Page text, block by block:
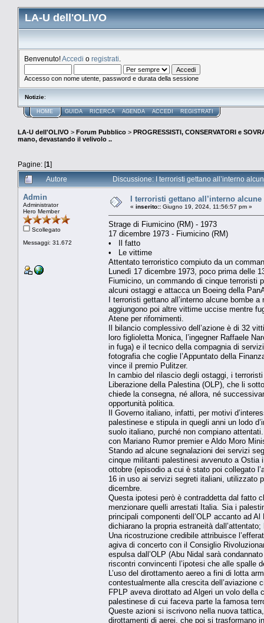
LA-U dell'OLIVO
Benvenuto!Accedi o registrati
Accesso con nome utente, password e durata della sessione
Notizie:
HOME GUIDA RICERCA AGENDA ACCEDI REGISTRATI
LA-U dell'OLIVO > Forum Pubblico > PROGRESSISTI, CONSERVATORI e
mano, devastando il velivolo ..
Pagine: [1]
Autore
Discussione: I terroristi gettano all’interno
Admin
Administrator
Hero Member
Scollegato
Messaggi: 31.672
I terroristi gettano all’interno
« inserito:: Giugno 19, 2024, 11:56:57 pm »
Strage di Fiumicino (RM) - 1973
17 dicembre 1973 - Fiumicino (RM)
• Il fatto
• Le vittime
Attentato terroristico compiuto da un
Lunedì 17 dicembre 1973, poco prima delle
Fiumicino, un commando di cinque terroristi
alcuni ostaggi e attacca un Boeing della
I terroristi gettano all’interno alcune bombe
aggiungono poi altre vittime uccise mentre
Atene per rifornimenti.
Il bilancio complessivo dell’azione è di 32
loro figlioletta Monica, l’ingegner Raffaele
in fuga) e il tecnico della compagnia di
fotografia che coglie l’Appuntato della
vince il premio Pulitzer.
In cambio del rilascio degli ostaggi, i
Liberazione della Palestina (OLP), che li
chiede la consegna, né allora, né
opportunità politica.
Il Governo italiano, infatti, per motivi
palestinese e stipula in quegli anni un lodo
suolo italiano, purché non compiano
con Mariano Rumor premier e Aldo Moro
Stando ad alcune segnalazioni dei servizi
cinque militanti palestinesi avvenuto a Ostia
ottobre (episodio a cui è stato poi collegato
16 in uso ai servizi segreti italiani, utilizzato
dicembre.
Questa ipotesi però è contraddetta dal fatto
menzionare quelli arrestati Italia. Sia i
principali componenti dell’OLP accanto ad
dichiarano la propria estraneità
Una ricostruzione credibile attribuisce
agiva di concerto con il Consiglio
espulsa dall’OLP (Abu Nidal sarà
riscontri convincenti l’ipotesi che alle spalle
L’uso del dirottamento aereo a fini di lotta
contestualmente alla crescita dell’aviazione
FPLP aveva dirottato ad Algeri un volo della
palestinese di cui faceva parte la famosa
Queste azioni si iscrivono nella nuova
dirottamenti di aerei, che poi si trasformano